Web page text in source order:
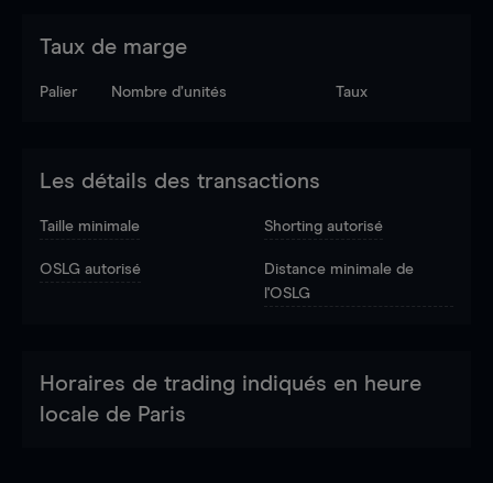
Taux de marge
Palier Nombre d’unités Taux
Les détails des transactions
Taille minimale Shorting autorisé
OSLG autorisé
Distance minimale de
l'OSLG
Horaires de trading indiqués en heure
locale de Paris